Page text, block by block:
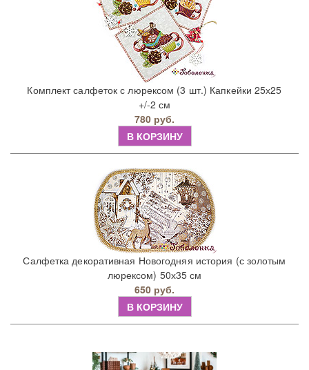
Комплект салфеток с люрексом (3 шт.) Капкейки 25х25
+/-2 см
780 руб.
В КОРЗИНУ
Салфетка декоративная Новогодняя история (с золотым
люрексом) 50х35 см
650 руб.
В КОРЗИНУ